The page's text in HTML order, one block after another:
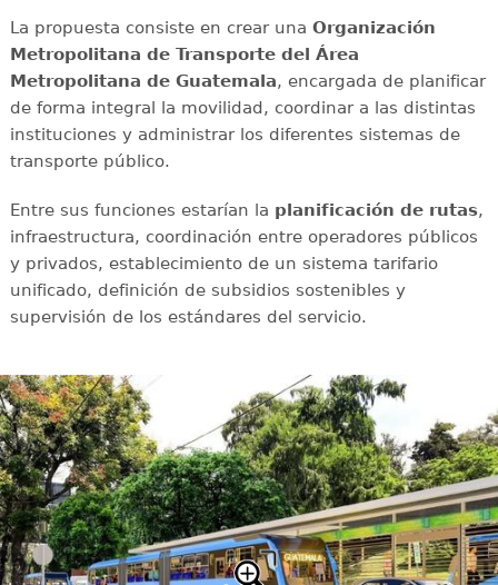
La propuesta consiste en crear una Organización
Metropolitana de Transporte del Área
Metropolitana de Guatemala, encargada de planificar
de forma integral la movilidad, coordinar a las distintas
instituciones y administrar los diferentes sistemas de
transporte público.
Entre sus funciones estarían la planificación de rutas,
infraestructura, coordinación entre operadores públicos
y privados, establecimiento de un sistema tarifario
unificado, definición de subsidios sostenibles y
supervisión de los estándares del servicio.